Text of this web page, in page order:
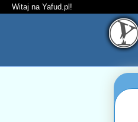
Witaj na Yafud.pl!